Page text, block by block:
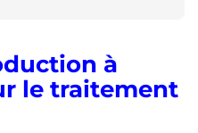
à
le traitement